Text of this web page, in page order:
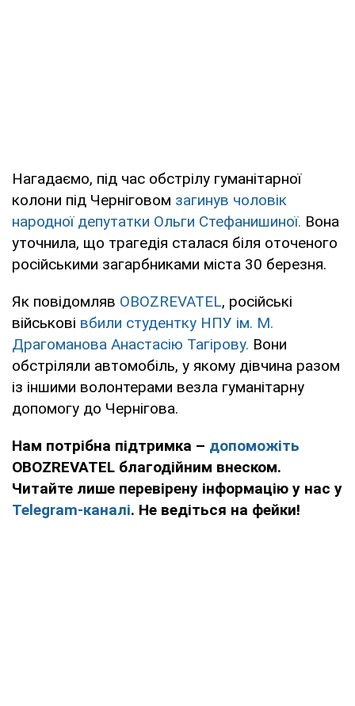
Нагадаємо, під час обстрілу гуманітарної
колони під Черніговом загинув чоловік
народної депутатки Ольги Стефанишиної. Вона
уточнила, що трагедія сталася біля оточеного
російськими загарбниками міста 30 березня.
Як повідомляв OBOZREVATEL, російські
військові вбили студентку НПУ ім. М.
Драгоманова Анастасію Тагірову. Вони
обстріляли автомобіль, у якому дівчина разом
із іншими волонтерами везла гуманітарну
допомогу до Чернігова.
Нам потрібна підтримка – допоможіть
OBOZREVATEL благодійним внеском.
Читайте лише перевірену інформацію у нас у
Telegram-каналі. Не ведіться на фейки!